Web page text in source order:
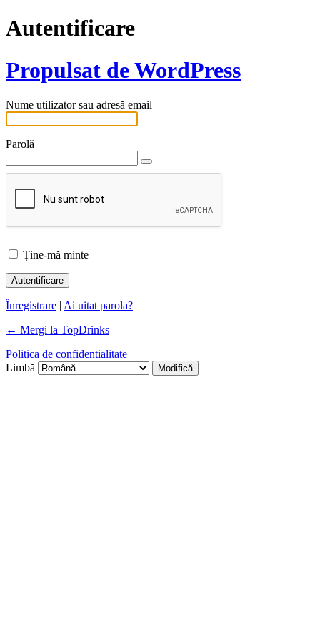
Autentificare
Propulsat de WordPress
Nume utilizator sau adresă email
Parolă
Ține-mă minte
Înregistrare | Ai uitat parola?
← Mergi la TopDrinks
Politica de confidentialitate
Limbă